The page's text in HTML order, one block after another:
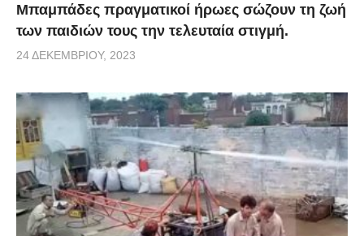
Μπαμπάδες πραγματικοί ήρωες σώζουν τη ζωή
των παιδιών τους την τελευταία στιγμή.
24 ΔΕΚΕΜΒΡΊΟΥ, 2023